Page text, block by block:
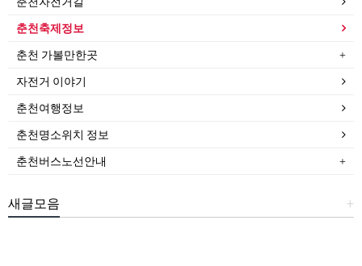
춘천축제정보
춘천 가볼만한곳
자전거 이야기
춘천여행정보
춘천명소위치 정보
춘천버스노선안내
+
새글모음